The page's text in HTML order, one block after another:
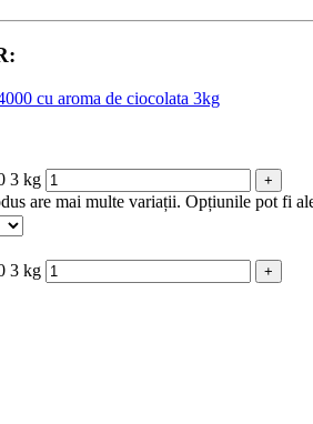
3 kg
are mai multe variații. Opțiunile pot fi
3 kg